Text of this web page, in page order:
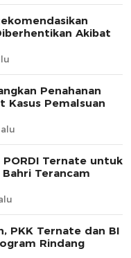
Akibat
Penahanan
Kasus Pemalsuan
Ternate untuk
Terancam
PKK Ternate dan BI
Rindang